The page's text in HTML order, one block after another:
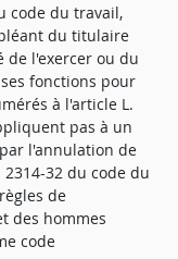
code du travail,
du titulaire
de l'exercer ou du
fonctions pour
à l'article L.
pas à un
l'annulation de
32 du code du
de
des hommes
code